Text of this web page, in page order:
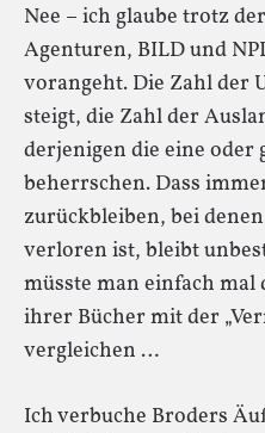
Nee – ich glaube trotz
Agenturen, BILD und
vorangeht. Die Zahl der
steigt, die Zahl der
derjenigen die eine oder
beherrschen. Dass
zurückbleiben, bei
verloren ist, bleibt
müsste man einfach mal
ihrer Bücher mit der
vergleichen …
Ich verbuche Broders